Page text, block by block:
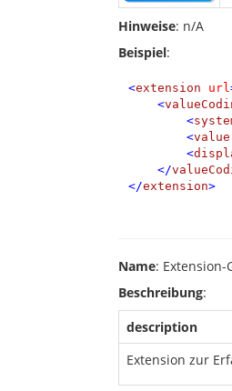
Hinweise: n/A
Beispiel:
<extension url
<
<
<value
<
</
</extension>
Name: Extension-
Beschreibung:
description
Extension zur